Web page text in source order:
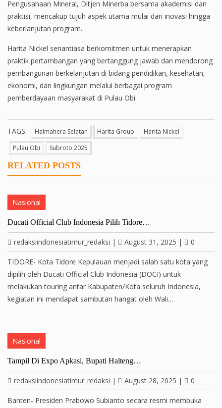
Pengusahaan Mineral, Ditjen Minerba bersama akademisi dan
praktisi, mencakup tujuh aspek utama mulai dari inovasi hingga
keberlanjutan program.
Harita Nickel senantiasa berkomitmen untuk menerapkan
praktik pertambangan yang bertanggung jawab dan mendorong
pembangunan berkelanjutan di bidang pendidikan, kesehatan,
ekonomi, dan lingkungan melalui berbagai program
pemberdayaan masyarakat di Pulau Obi.
TAGS: Halmahera Selatan Harita Group
Harita Nickel
Pulau Obi
Subroto 2025
RELATED POSTS
Nasional
Ducati Official Club Indonesia Pilih Tidore…
redaksiindonesiatimur_redaksi | August 31, 2025 | 0
TIDORE- Kota Tidore Kepulauan menjadi salah satu kota yang
dipilih oleh Ducati Official Club Indonesia (DOCI) untuk
melakukan touring antar Kabupaten/Kota seluruh Indonesia,
kegiatan ini mendapat sambutan hangat oleh Wali…
Nasional
Tampil Di Expo Apkasi, Bupati Halteng…
redaksiindonesiatimur_redaksi | August 28, 2025 | 0
Banten- Presiden Prabowo Subianto secara resmi membuka